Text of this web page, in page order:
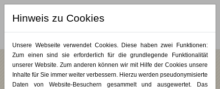
MERKLISTE (0)
Jaak Hillen
Hinweis zu Cookies
Unsere Webseite verwendet Cookies. Diese haben zwei Funktionen:
Zum einen sind sie erforderlich für die grundlegende Funktionalität
unserer Website. Zum anderen können wir mit Hilfe der Cookies unsere
Inhalte für Sie immer weiter verbessern. Hierzu werden pseudonymisierte
Daten von Website-Besuchern gesammelt und ausgewertet. Das